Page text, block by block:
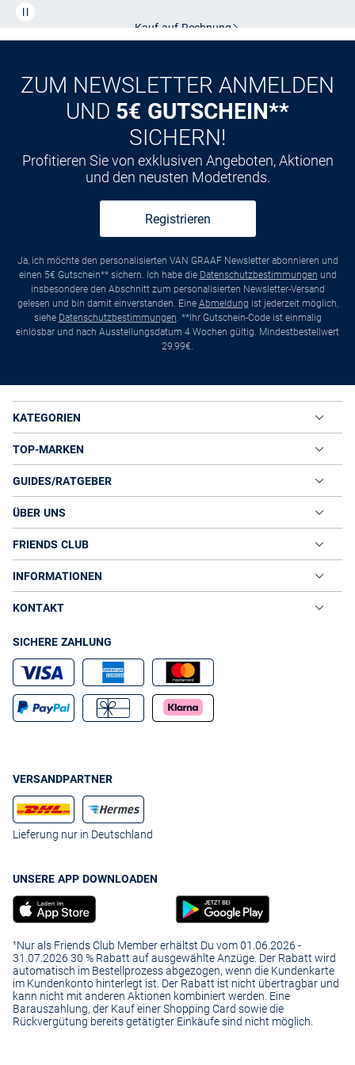
Kauf auf Rechnung
ZUM NEWSLETTER ANMELDEN
UND 5€ GUTSCHEIN**
SICHERN!
Profitieren Sie von exklusiven Angeboten, Aktionen
und den neusten Modetrends.
Registrieren
Ja, ich möchte den personalisierten VAN GRAAF Newsletter abonnieren und
einen 5€ Gutschein** sichern. Ich habe die Datenschutzbestimmungen und
insbesondere den Abschnitt zum personalisierten Newsletter-Versand
gelesen und bin damit einverstanden. Eine Abmeldung ist jederzeit möglich,
siehe Datenschutzbestimmungen. **Ihr Gutschein-Code ist einmalig
einlösbar und nach Ausstellungsdatum 4 Wochen gültig. Mindestbestellwert
29,99€.
KATEGORIEN
TOP-MARKEN
GUIDES/RATGEBER
ÜBER UNS
FRIENDS CLUB
INFORMATIONEN
KONTAKT
SICHERE ZAHLUNG
VERSANDPARTNER
Lieferung nur in Deutschland
UNSERE APP DOWNLOADEN
¹Nur als Friends Club Member erhältst Du vom 01.06.2026 -
31.07.2026 30 % Rabatt auf ausgewählte Anzüge. Der Rabatt wird
automatisch im Bestellprozess abgezogen, wenn die Kundenkarte
im Kundenkonto hinterlegt ist. Der Rabatt ist nicht übertragbar und
kann nicht mit anderen Aktionen kombiniert werden. Eine
Barauszahlung, der Kauf einer Shopping Card sowie die
Rückvergütung bereits getätigter Einkäufe sind nicht möglich.